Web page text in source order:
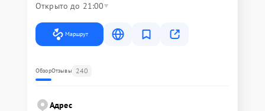
Открыто до 21:00
Маршрут
ОбзорОтзывы 240
Адрес